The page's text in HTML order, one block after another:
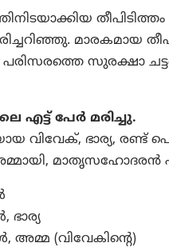
മാരകമായ
സുരക്ഷാ
എട്ട് പേർ മരിച്ചു.
വിവേക്, ഭാര്യ,
മാതൃസഹോദരൻ
അമ്മ (വിവേകിന്റെ)